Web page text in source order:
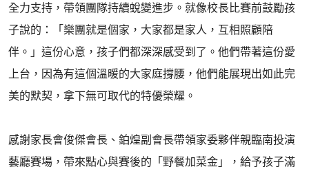
全力支持，帶領團隊持續蛻變進步。就像校長比賽前鼓勵孩
子說的：「樂團就是個家，大家都是家人，互相照顧陪
伴。」這份心意，孩子們都深深感受到了。他們帶著這份愛
上台，因為有這個溫暖的大家庭撐腰，他們能展現出如此完
美的默契，拿下無可取代的特優榮耀。
感謝家長會俊傑會長、鉑煌副會長帶領家委夥伴親臨南投演
藝廳賽場，帶來點心與賽後的「野餐加菜金」，給予孩子滿